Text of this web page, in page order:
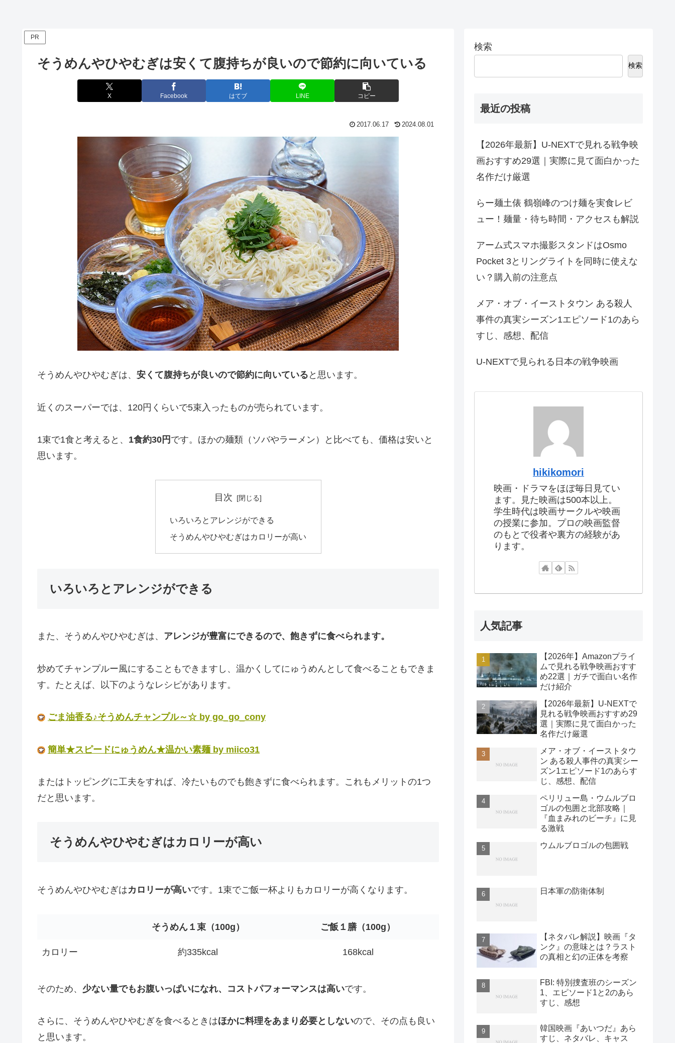
PR
そうめんやひやむぎは安くて腹持ちが良いので節約に向いている
X Facebook はてブ LINE コピー
2017.06.17 2024.08.01
そうめんやひやむぎは、 安くて腹持ちが良いので節約に向いている と思います。
近くのスーパーでは、120円くらいで5束入ったものが売られています。
1束で1食と考えると、 1食約30円 です。ほかの麺類（ソバやラーメン）と比べても、価格は安いと
思います。
目次
いろいろとアレンジができる
そうめんやひやむぎはカロリーが高い
いろいろとアレンジができる
また、そうめんやひやむぎは、 アレンジが豊富にできるので、飽きずに食べられます。
炒めてチャンプルー風にすることもできますし、温かくしてにゅうめんとして食べることもできま
す。たとえば、以下のようなレシピがあります。
ごま油香る♪そうめんチャンプル～☆ by go_go_cony
簡単★スピードにゅうめん★温かい素麺 by miico31
またはトッピングに工夫をすれば、冷たいものでも飽きずに食べられます。これもメリットの1つ
だと思います。
そうめんやひやむぎはカロリーが高い
そうめんやひやむぎはカロリーが高いです。1束でご飯一杯よりもカロリーが高くなります。
そうめん１束（100g） ご飯 １膳（100g）
カロリー 約335kcal 168kcal
そのため、 少ない量でもお腹いっぱいになれ、コストパフォーマンスは高いです。
さらに、そうめんやひやむぎを食べるときはほかに料理をあまり必要としないので、その点も良い
と思います。
検索
検索
最近の投稿
【2026年最新】U-NEXTで見れる戦争映
画おすすめ29選｜実際に見て面白かった
名作だけ厳選
らー麺土俵 鶴嶺峰のつけ麺を実食レビ
ュー！麺量・待ち時間・アクセスも解説
アーム式スマホ撮影スタンドはOsmo
Pocket 3とリングライトを同時に使えな
い？購入前の注意点
メア・オブ・イーストタウン ある殺人
事件の真実シーズン1エピソード1のあら
すじ、感想、配信
U-NEXTで見られる日本の戦争映画
hikikomori
映画・ドラマをほぼ毎日見てい
ます。見た映画は500本以上。
学生時代は映画サークルや映画
の授業に参加。プロの映画監督
のもとで役者や裏方の経験があ
ります。
人気記事
【2026年】Amazonプライ
ムで見れる戦争映画おすす
め22選｜ガチで面白い名作
だけ紹介
【2026年最新】U-NEXTで
見れる戦争映画おすすめ29
選｜実際に見て面白かった
名作だけ厳選
メア・オブ・イーストタウ
ン ある殺人事件の真実シー
ズン1エピソード1のあらす
じ、感想、配信
ペリリュー島・ウムルブロ
ゴルの包囲と北部攻略｜
『血まみれのビーチ』に見
る激戦
ウムルブロゴルの包囲戦
日本軍の防衛体制
【ネタバレ解説】映画『タ
ンク』の意味とは？ラスト
の真相と幻の正体を考察
FBI: 特別捜査班のシーズン
1、エピソード1と2のあら
すじ、感想
韓国映画『あいつだ』あら
すじ、ネタバレ、キャス